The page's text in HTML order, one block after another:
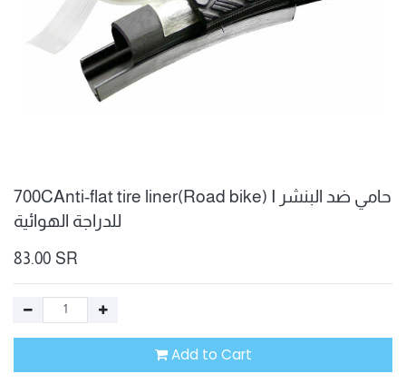
700CAnti-flat tire liner(Road bike) I حامي ضد البنشر
للدراجة الهوائية
83.00 SR
Add to Cart